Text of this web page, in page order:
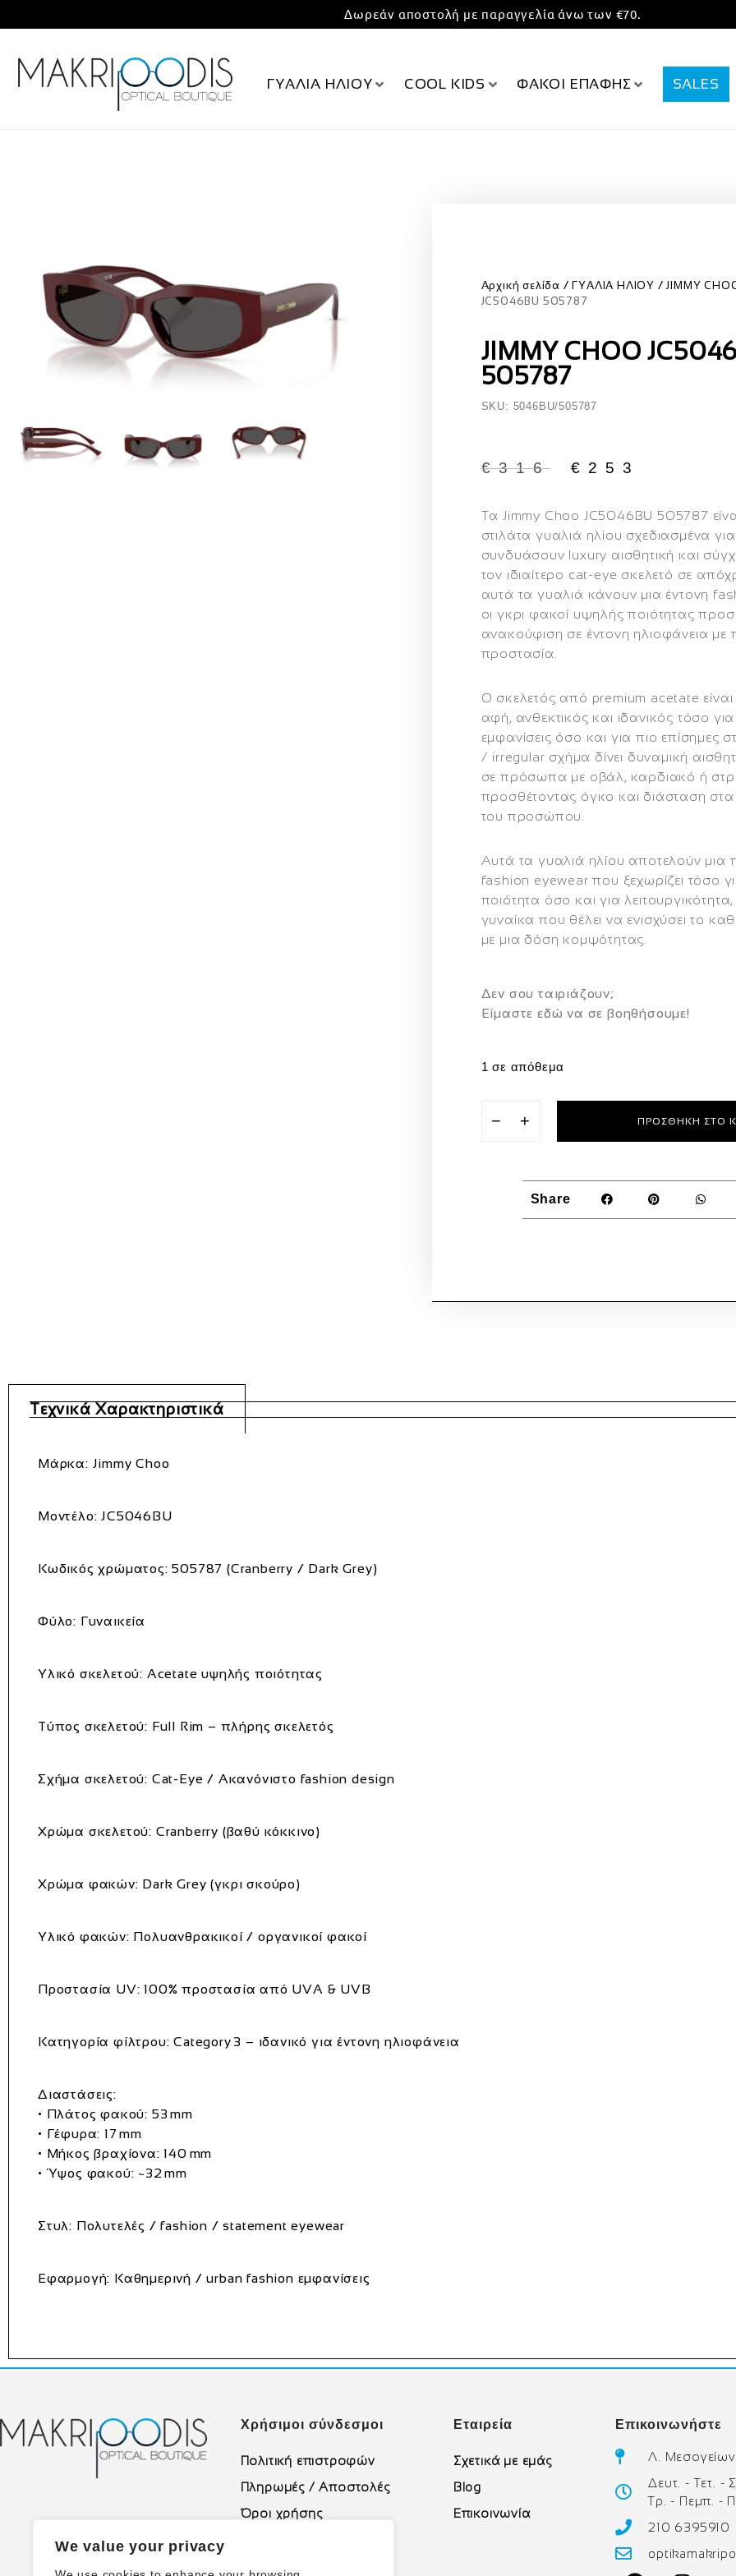
We value your privacy
Δωρεάν αποστολή με παραγγελία άνω των €70.
ΓΥΑΛΙΑ ΗΛΙΟΥ COOL KIDS ΦΑΚΟΙ ΕΠΑΦΗΣ SALES
Αρχική σελίδα ΓΥΑΛΙΑ ΗΛΙΟΥ JIMMY
JC5046BU 505787
JIMMY CHOO
505787
SKU: 5046BU/505787
€316 € 253
Τα Jimmy Choo JC5046BU 505787
στιλάτα γυαλιά ηλίου σχεδιασμένα
συνδυάσουν luxury αισθητική και
τον ιδιαίτερο cat‑eye σκελετό σε
αυτά τα γυαλιά κάνουν μια έντονη
οι γκρι φακοί υψηλής ποιότητας
ανακούφιση σε έντονη ηλιοφάνεια με
προστασία
Ο σκελετός από premium acetate
αφή, ανθεκτικός και ιδανικός τόσο
εμφανίσεις όσο και για πιο επίσημες
/ irregular σχήμα δίνει δυναμική
σε πρόσωπα με οβάλ, καρδιακό ή
προσθέτοντας όγκο και διάσταση στα
του προσώπου.
Αυτά τα γυαλιά ηλίου αποτελούν μια
fashion eyewear που ξεχωρίζει τόσο
ποιότητα όσο και για λειτουργικότητα
γυναίκα που θέλει να ενισχύσει το
με μια δόση κομψότητας.
Δεν σου ταιριάζουν;
Eίμαστε εδώ να σε βοηθήσουμε!
1 σε απόθεμα
− + ΠΡΟΣΘΉΚΗ ΣΤΟ
Share
Τεχνικά Χαρακτηριστικά
Μάρκα: Jimmy Choo
Μοντέλο: JC5046BU
Κωδικός χρώματος: 505787 (Cranberry / Dark Grey)
Φύλο: Γυναικεία
Υλικό σκελετού: Acetate υψηλής ποιότητας
Τύπος σκελετού: Full Rim – πλήρης σκελετός
Σχήμα σκελετού: Cat‑Eye / Ακανόνιστο fashion design
Χρώμα σκελετού: Cranberry (βαθύ κόκκινο)
Χρώμα φακών: Dark Grey (γκρι σκούρο)
Υλικό φακών: Πολυανθρακικοί / οργανικοί φακοί
Προστασία UV: 100% προστασία από UVA & UVB
Κατηγορία φίλτρου: Category 3 – ιδανικό για έντονη ηλιοφάνεια
Διαστάσεις:
• Πλάτος φακού: 53 mm
• Γέφυρα: 17 mm
• Μήκος βραχίονα: 140 mm
•Ύψος φακού: ~32 mm
Στυλ: Πολυτελές / fashion / statement eyewear
Εφαρμογή: Καθημερινή / urban fashion εμφανίσεις
Χρήσιμοι σύνδεσμοι
Πολιτική επιστροφών
Πληρωμές / Αποστολές
Όροι χρήσης
Εταιρεία
Σχετικά με εμάς
Blog
Επικοινωνία
Επικοινωνήστε
Λ.
Δευτ. - Τετ. -
Τρ. - Πεμπ. -
210 6395910